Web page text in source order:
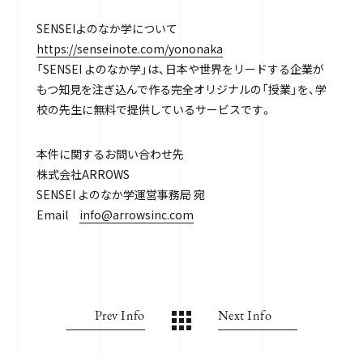
SENSEIよのなか学について
https://senseinote.com/yononaka
「SENSEI よのなか学」は、日本や世界をリードする企業が
もつ知見を注ぎ込んで作る完全オリジナルの「授業」を、学
校の先生に無料で提供しているサービスです。
本件に関するお問い合わせ先
株式会社ARROWS
SENSEI よのなか学運営事務局 宛
Email info@arrowsinc.com
Prev Info Next Info